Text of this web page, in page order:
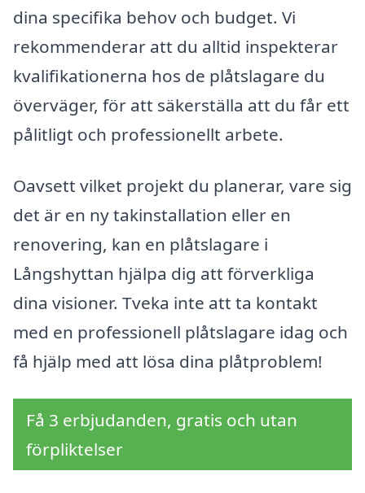
dina specifika behov och budget. Vi
rekommenderar att du alltid inspekterar
kvalifikationerna hos de plåtslagare du
överväger, för att säkerställa att du får ett
pålitligt och professionellt arbete.
Oavsett vilket projekt du planerar, vare sig
det är en ny takinstallation eller en
renovering, kan en plåtslagare i
Långshyttan hjälpa dig att förverkliga
dina visioner. Tveka inte att ta kontakt
med en professionell plåtslagare idag och
få hjälp med att lösa dina plåtproblem!
Få 3 erbjudanden, gratis och utan
förpliktelser